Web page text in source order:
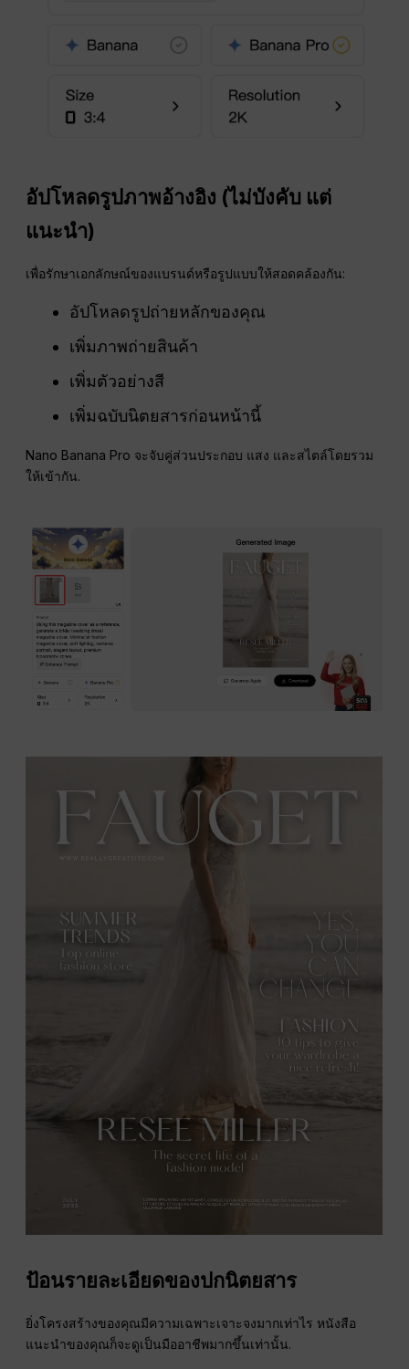
อัปโหลดรูปภาพอ้างอิง (ไม่บังคับ แต่
แนะนำ)
เพื่อรักษาเอกลักษณ์ของแบรนด์หรือรูปแบบให้สอดคล้องกัน:
อัปโหลดรูปถ่ายหลักของคุณ
เพิ่มภาพถ่ายสินค้า
เพิ่มตัวอย่างสี
เพิ่มฉบับนิตยสารก่อนหน้านี้
Nano Banana Pro จะจับคู่ส่วนประกอบ แสง และสไตล์โดยรวม
ให้เข้ากัน.
ป้อนรายละเอียดของปกนิตยสาร
ยิ่งโครงสร้างของคุณมีความเฉพาะเจาะจงมากเท่าไร หนังสือ
แนะนำของคุณก็จะดูเป็นมืออาชีพมากขึ้นเท่านั้น.